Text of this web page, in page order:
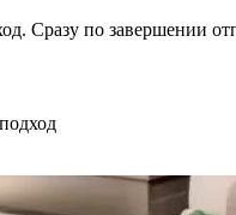
Сразу по завершении